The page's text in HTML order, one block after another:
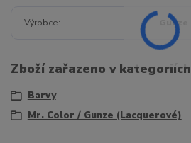
Výrobce Gunze
Zboží zařazeno v kategoriích
Barvy
Mr. Color / Gunze (Lacquerové)